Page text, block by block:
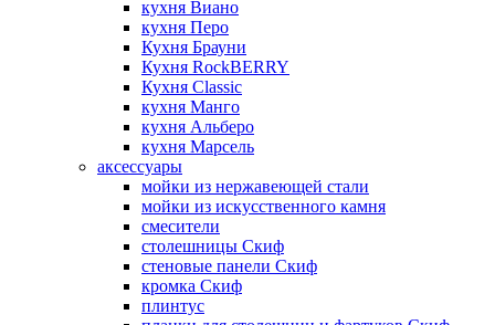
кухня Виано
кухня Перо
Кухня Брауни
Кухня RockBERRY
Кухня Classic
кухня Манго
кухня Альберо
кухня Марсель
аксессуары
мойки из нержавеющей стали
мойки из искусственного камня
смесители
столешницы Скиф
стеновые панели Скиф
кромка Скиф
плинтус